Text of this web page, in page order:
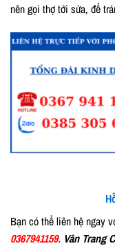
nên gọi thợ tới sửa, để
Bạn có thể liên hệ ngay
0367941159. Vân Trang